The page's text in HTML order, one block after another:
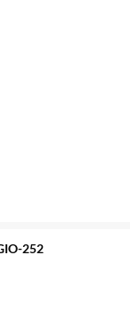
252
zł